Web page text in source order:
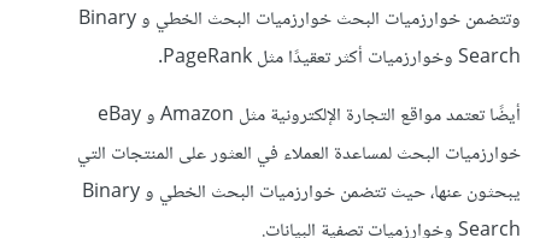
وتتضمن خوارزميات البحث خوارزميات البحث الخطي و Binary
Search وخوارزميات أكثر تعقيدًا مثل PageRank.
أيضًا تعتمد مواقع التجارة الإلكترونية مثل Amazon و eBay
خوارزميات البحث لمساعدة العملاء في العثور على المنتجات التي
يبحثون عنها، حيث تتضمن خوارزميات البحث الخطي و Binary